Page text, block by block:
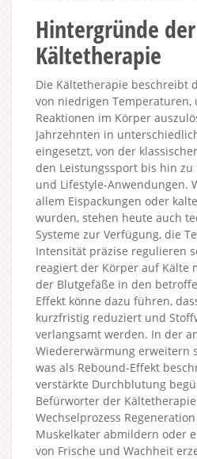
Hintergründe der
Kältetherapie
Die Kältetherapie beschreibt
von niedrigen Temperaturen,
Reaktionen im Körper
Jahrzehnten in
eingesetzt, von der
den Leistungssport bis hin zu
und Lifestyle-Anwendungen.
allem Eispackungen oder
wurden, stehen heute auch
Systeme zur Verfügung, die
Intensität präzise regulieren
reagiert der Körper auf Kälte
der Blutgefäße in den
Effekt könne dazu führen,
kurzfristig reduziert und
verlangsamt werden. In der
Wiedererwärmung erweitern
was als Rebound-Effekt
verstärkte Durchblutung
Befürworter der
Wechselprozess
Muskelkater abmildern oder
von Frische und Wachheit